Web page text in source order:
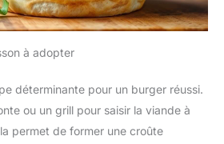
à adopter
déterminante pour un burger réussi.
ou un grill pour saisir la viande à
permet de former une croûte